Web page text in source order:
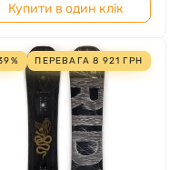
Купити в один клік
ПЕРЕВАГА8 921 ГРН